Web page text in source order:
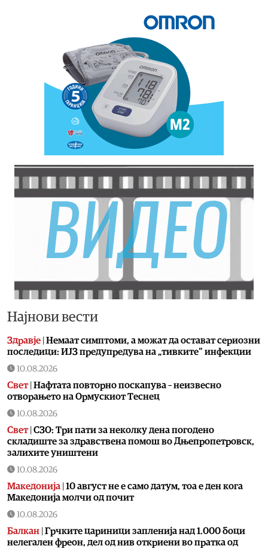
Најнови вести
Здравје | Немаат симптоми, а можат да остават сериозни
последици: ИЈЗ предупредува на „тивките“ инфекции
10.08.2026
Свет| Нафтата повторно поскапува – неизвесно
отворањето на Ормускиот Теснец
10.08.2026
Свет| СЗО: Три пати за неколку дена погодено
складиште за здравствена помош во Дњепропетровск,
залихите уништени
10.08.2026
Македонија | 10 август не е само датум, тоа е ден кога
Македонија молчи од почит
10.08.2026
Балкан | Грчките цариници запленија над 1.000 боци
нелегален фреон, дел од нив откриени во пратка од